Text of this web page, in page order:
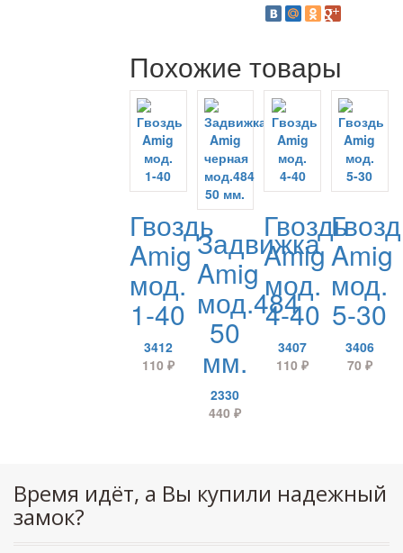
Похожие товары
Гвоздь
Amig
мод.
1-40
3412
110 ₽
Задвижка
Amig
мод.484
50
мм.
2330
440₽
Гвоздь
Amig
мод.
4-40
3407
110₽
Amig
мод.
5-30
3406
70 ₽
Время идёт, а Вы купили надежный
замок?